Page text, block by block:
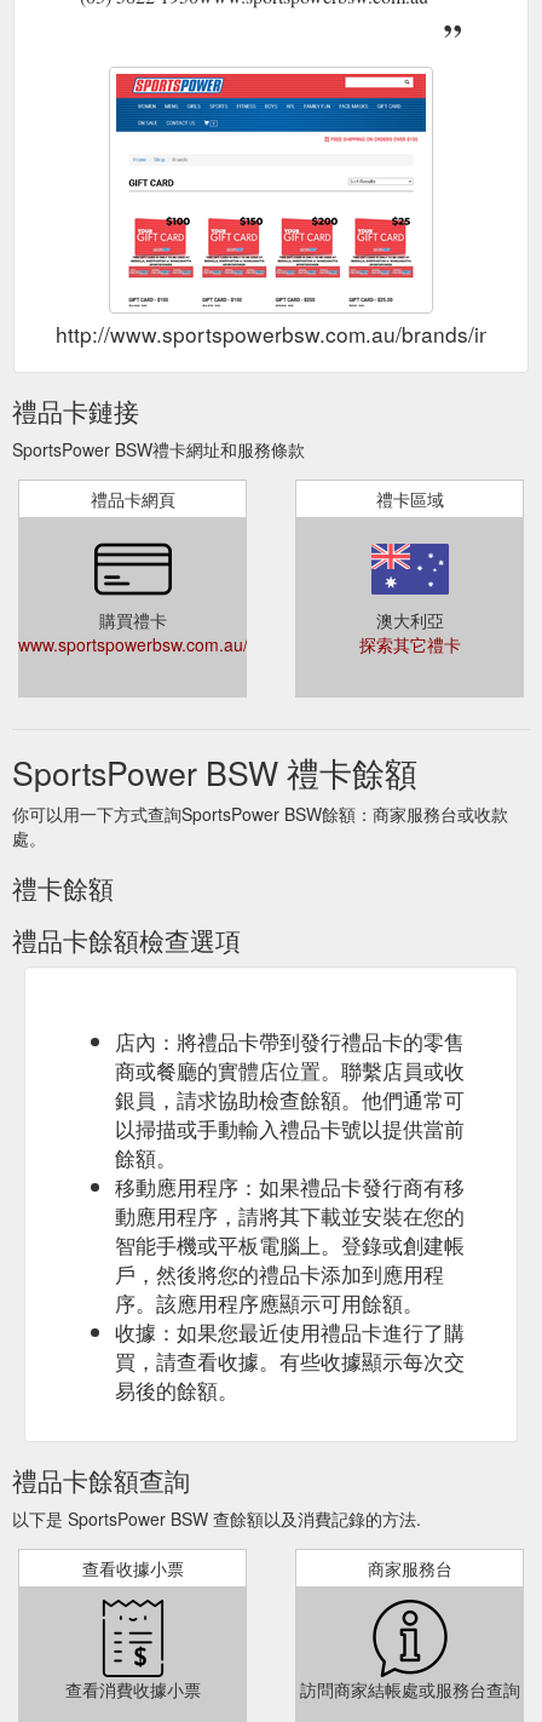
http://www.sportspowerbsw.com.au/brands/index/
禮品卡鏈接
SportsPower BSW禮卡網址和服務條款
禮品卡網頁
購買禮卡
www.sportspowerbsw.com.au/brands/index/az/gift%20card
禮卡區域
澳大利亞
探索其它禮卡
SportsPower BSW 禮卡餘額
你可以用一下方式查詢SportsPower BSW餘額：商家服務台或收款
處。
禮卡餘額
禮品卡餘額檢查選項
店內：將禮品卡帶到發行禮品卡的零售
商或餐廳的實體店位置。聯繫店員或收
銀員，請求協助檢查餘額。他們通常可
以掃描或手動輸入禮品卡號以提供當前
餘額。
移動應用程序：如果禮品卡發行商有移
動應用程序，請將其下載並安裝在您的
智能手機或平板電腦上。登錄或創建帳
戶，然後將您的禮品卡添加到應用程
序。該應用程序應顯示可用餘額。
收據：如果您最近使用禮品卡進行了購
買，請查看收據。有些收據顯示每次交
易後的餘額。
禮品卡餘額查詢
以下是 SportsPower BSW 查餘額以及消費記錄的方法.
查看收據小票
查看消費收據小票
商家服務台
訪問商家結帳處或服務台查詢